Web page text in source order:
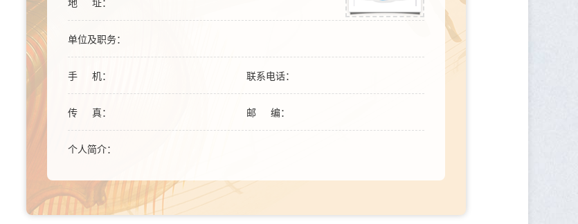
单位及职务：
手 机： 联系电话：
传 真： 邮 编：
个人简介：